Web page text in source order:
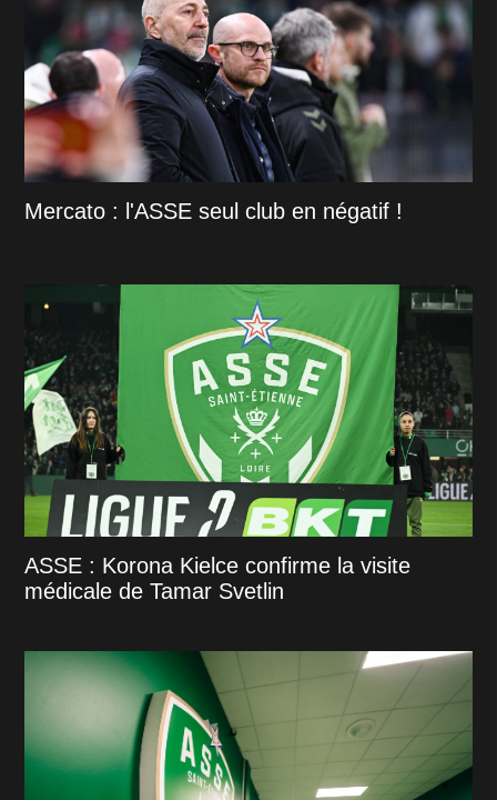
Mercato : l'ASSE seul club en négatif !
ASSE : Korona Kielce confirme la visite
médicale de Tamar Svetlin